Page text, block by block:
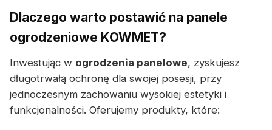
Dlaczego warto postawić na panele
ogrodzeniowe KOWMET?
Inwestując w ogrodzenia panelowe, zyskujesz
długotrwałą ochronę dla swojej posesji, przy
jednoczesnym zachowaniu wysokiej estetyki i
funkcjonalności. Oferujemy produkty, które: